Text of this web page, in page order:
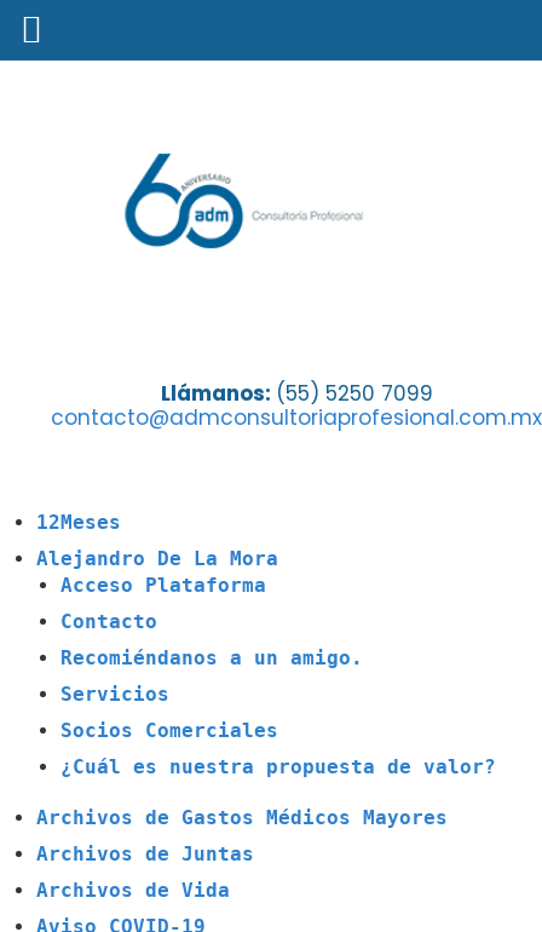
Llámanos: (55) 5250 7099
contacto@admconsultoriaprofesional.com.mx
Mapa del sitio
12Meses
Alejandro De La Mora
Acceso Plataforma
Contacto
Recomiéndanos a un amigo.
Servicios
Socios Comerciales
¿Cuál es nuestra propuesta de valor?
Archivos de Gastos Médicos Mayores
Archivos de Juntas
Archivos de Vida
Aviso COVID-19